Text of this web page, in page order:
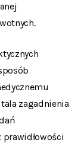
zagadnienia